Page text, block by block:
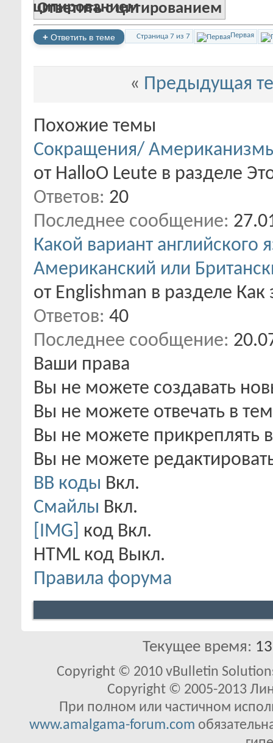
Ответить с цитированием
+ Ответить в теме Страница 7 из 7 Первая
« Предыдущая
Похожие темы
Сокращения/
от HalloO Leute в разделе
Ответов: 20
Последнее сообщение:
Какой вариант английского
Американский или
от Englishman в разделе Как
Ответов: 40
Последнее сообщение:
Ваши права
Вы не можете создавать
Вы не можете отвечать в
Вы не можете прикреплять
Вы не можете
BB коды Вкл.
Смайлы Вкл.
[IMG]
код Вкл.
HTML код Выкл.
Правила форума
Текущее время:
Copyright © 2010 vBulletin
Copyright © 2005-2013
При полном или частичном
www.amalgama-forum.com